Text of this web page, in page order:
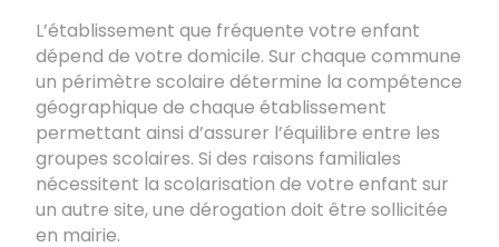
L’établissement que fréquente votre enfant
dépend de votre domicile. Sur chaque commune
un périmètre scolaire détermine la compétence
géographique de chaque établissement
permettant ainsi d’assurer l’équilibre entre les
groupes scolaires. Si des raisons familiales
nécessitent la scolarisation de votre enfant sur
un autre site, une dérogation doit être sollicitée
en mairie.